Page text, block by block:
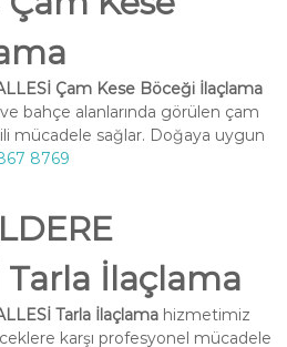
Çam Kese Böceği İlaçlama
bahçe alanlarında görülen çam
mücadele sağlar. Doğaya uygun
8769
Tarla İlaçlama
Tarla İlaçlamahizmetimiz
karşı profesyonel mücadele